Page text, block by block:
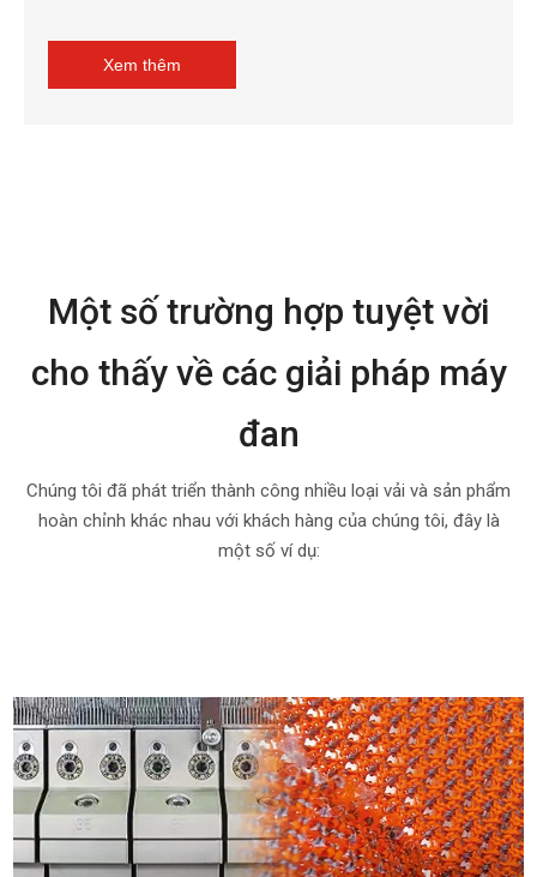
Xem thêm
Một số trường hợp tuyệt vời
cho thấy về các giải pháp máy
đan
Chúng tôi đã phát triển thành công nhiều loại vải và sản phẩm
hoàn chỉnh khác nhau với khách hàng của chúng tôi, đây là
một số ví dụ: